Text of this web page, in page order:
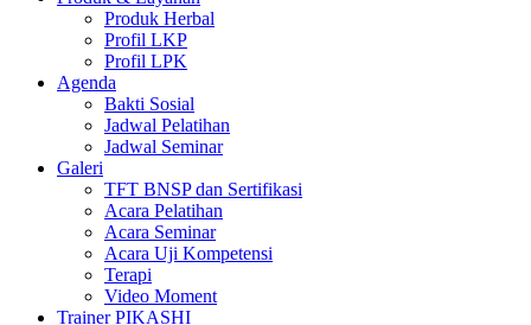
Produk Herbal
Profil LKP
Profil LPK
Agenda
Bakti Sosial
Jadwal Pelatihan
Jadwal Seminar
Galeri
TFT BNSP dan Sertifikasi
Acara Pelatihan
Acara Seminar
Acara Uji Kompetensi
Terapi
Video Moment
Trainer PIKASHI